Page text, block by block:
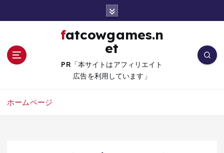
fatcowgames.n
et
PR「本サイトはアフィリエイト
広告を利用しています」
ホームページ